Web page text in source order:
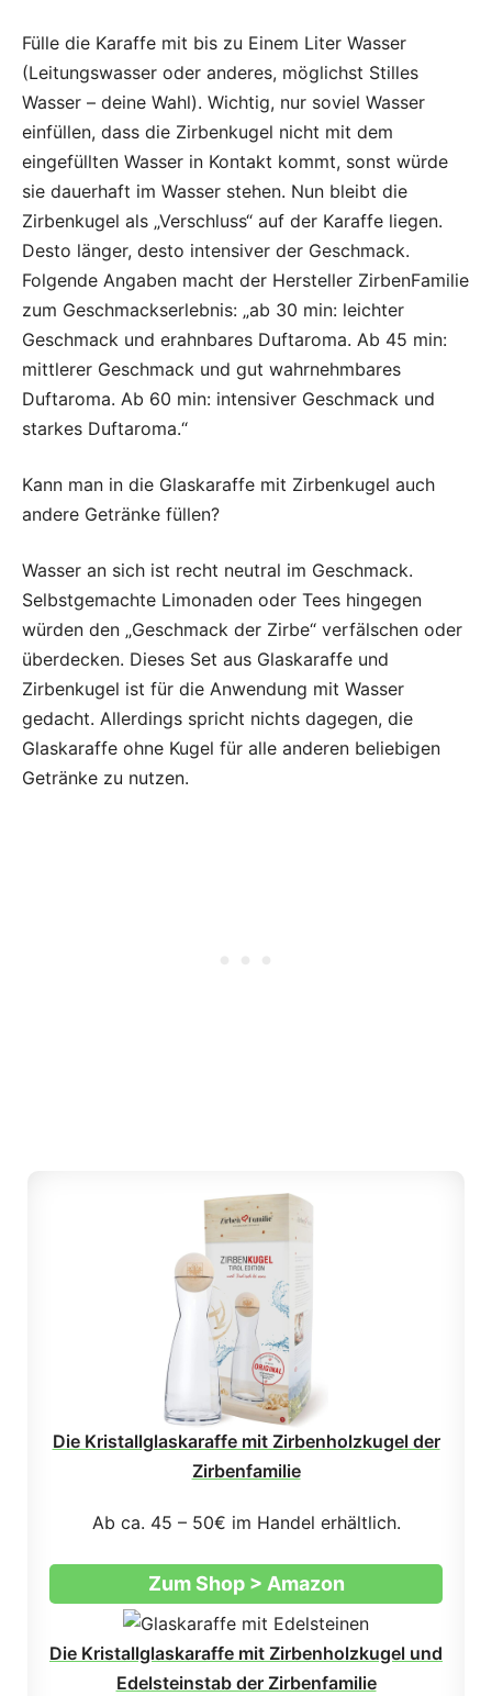
Fülle die Karaffe mit bis zu Einem Liter Wasser
(Leitungswasser oder anderes, möglichst Stilles
Wasser – deine Wahl). Wichtig, nur soviel Wasser
einfüllen, dass die Zirbenkugel nicht mit dem
eingefüllten Wasser in Kontakt kommt, sonst würde
sie dauerhaft im Wasser stehen. Nun bleibt die
Zirbenkugel als „Verschluss“ auf der Karaffe liegen.
Desto länger, desto intensiver der Geschmack.
Folgende Angaben macht der Hersteller ZirbenFamilie
zum Geschmackserlebnis: „ab 30 min: leichter
Geschmack und erahnbares Duftaroma. Ab 45 min:
mittlerer Geschmack und gut wahrnehmbares
Duftaroma. Ab 60 min: intensiver Geschmack und
starkes Duftaroma.“
Kann man in die Glaskaraffe mit Zirbenkugel auch
andere Getränke füllen?
Wasser an sich ist recht neutral im Geschmack.
Selbstgemachte Limonaden oder Tees hingegen
würden den „Geschmack der Zirbe“ verfälschen oder
überdecken. Dieses Set aus Glaskaraffe und
Zirbenkugel ist für die Anwendung mit Wasser
gedacht. Allerdings spricht nichts dagegen, die
Glaskaraffe ohne Kugel für alle anderen beliebigen
Getränke zu nutzen.
Die Kristallglaskaraffe mit Zirbenholzkugel der
Zirbenfamilie
Ab ca. 45 – 50€ im Handel erhältlich.
Zum Shop > Amazon
Die Kristallglaskaraffe mit Zirbenholzkugel und
Edelsteinstab der Zirbenfamilie